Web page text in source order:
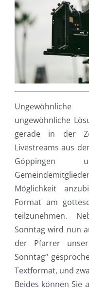
ungewöhnliche
gerade in der
Livestreams aus
Göppingen
Möglichkeit
Format am
teilzunehmen.
Sonntag wird nun
der Pfarrer
Sonntag“
Textformat, und
Beides können Sie